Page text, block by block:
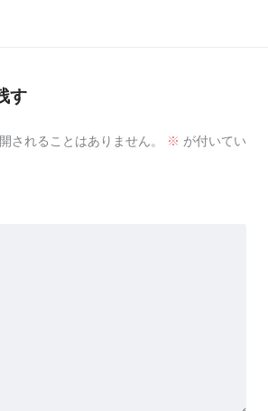
す
されることはありません。 ※ が付いてい